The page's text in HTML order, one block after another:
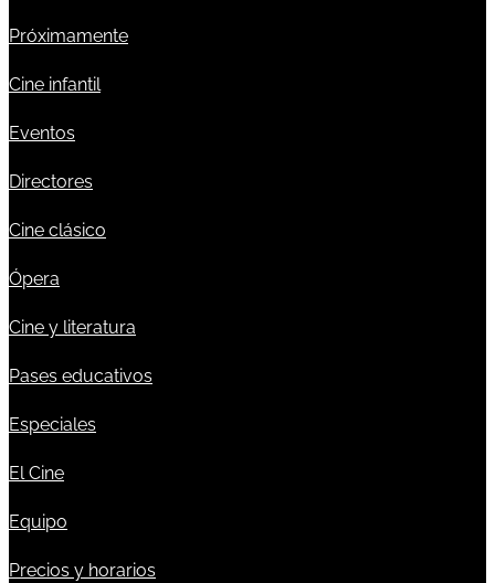
Próximamente
Cine infantil
Eventos
Directores
Cine clásico
Ópera
Cine y literatura
Pases educativos
Especiales
El Cine
Equipo
Precios y horarios